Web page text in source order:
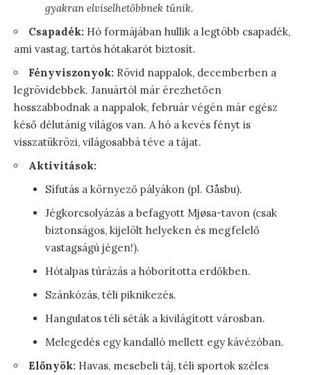
gyakran elviselhetőbbnek tűnik.
Csapadék: Hó formájában hullik a legtöbb csapadék,
ami vastag, tartós hótakarót biztosít.
Fényviszonyok: Rövid nappalok, decemberben a
legrövidebbek. Januártól már érezhetően
hosszabbodnak a nappalok, február végén már egész
késő délutánig világos van. A hó a kevés fényt is
visszatükrözi, világosabbá téve a tájat.
Aktivitások:
Sífutás a környező pályákon (pl. Gåsbu).
Jégkorcsolyázás a befagyott Mjøsa-tavon (csak
biztonságos, kijelölt helyeken és megfelelő
vastagságú jégen!).
Hótalpas túrázás a hóborította erdőkben.
Szánkózás, téli piknikezés.
Hangulatos téli séták a kivilágított városban.
Melegedés egy kandalló mellett egy kávézóban.
Előnyök: Havas, mesebeli táj, téli sportok széles